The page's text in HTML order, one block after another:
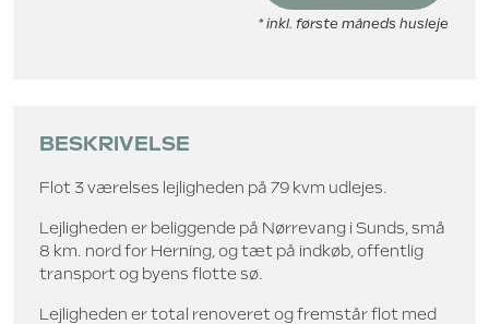
* inkl. første måneds husleje
BESKRIVELSE
Flot 3 værelses lejligheden på 79 kvm udlejes.
Lejligheden er beliggende på Nørrevang i Sunds, små
8 km. nord for Herning, og tæt på indkøb, offentlig
transport og byens flotte sø.
Lejligheden er total renoveret og fremstår flot med